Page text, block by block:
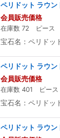
ペリドット ラウ
会員販売価格
在庫数 72 ピース
宝石名：ペリドッ
ペリドット ラウ
会員販売価格
在庫数 401 ピース
宝石名：ペリドッ
ペリドット ラウ